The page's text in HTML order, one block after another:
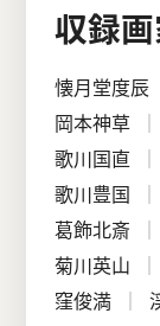
収録
懐月堂度辰
岡本神草
歌川国直
歌川豊国
葛飾北斎
菊川英山
窪俊満